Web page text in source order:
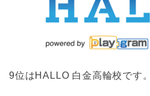
9位はHALLO 白金高輪校です。